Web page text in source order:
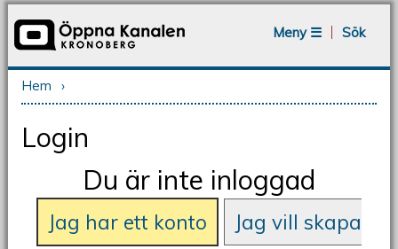
Meny ☰
Sök
Du är här
Hem ›
Login
Du är inte inloggad
Jag har ett konto Jag vill skapa